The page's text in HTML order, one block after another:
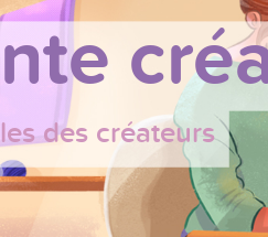
des créateurs